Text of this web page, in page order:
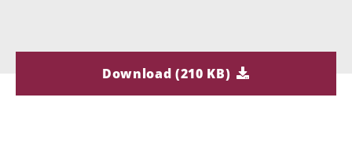
Download (210 KB)